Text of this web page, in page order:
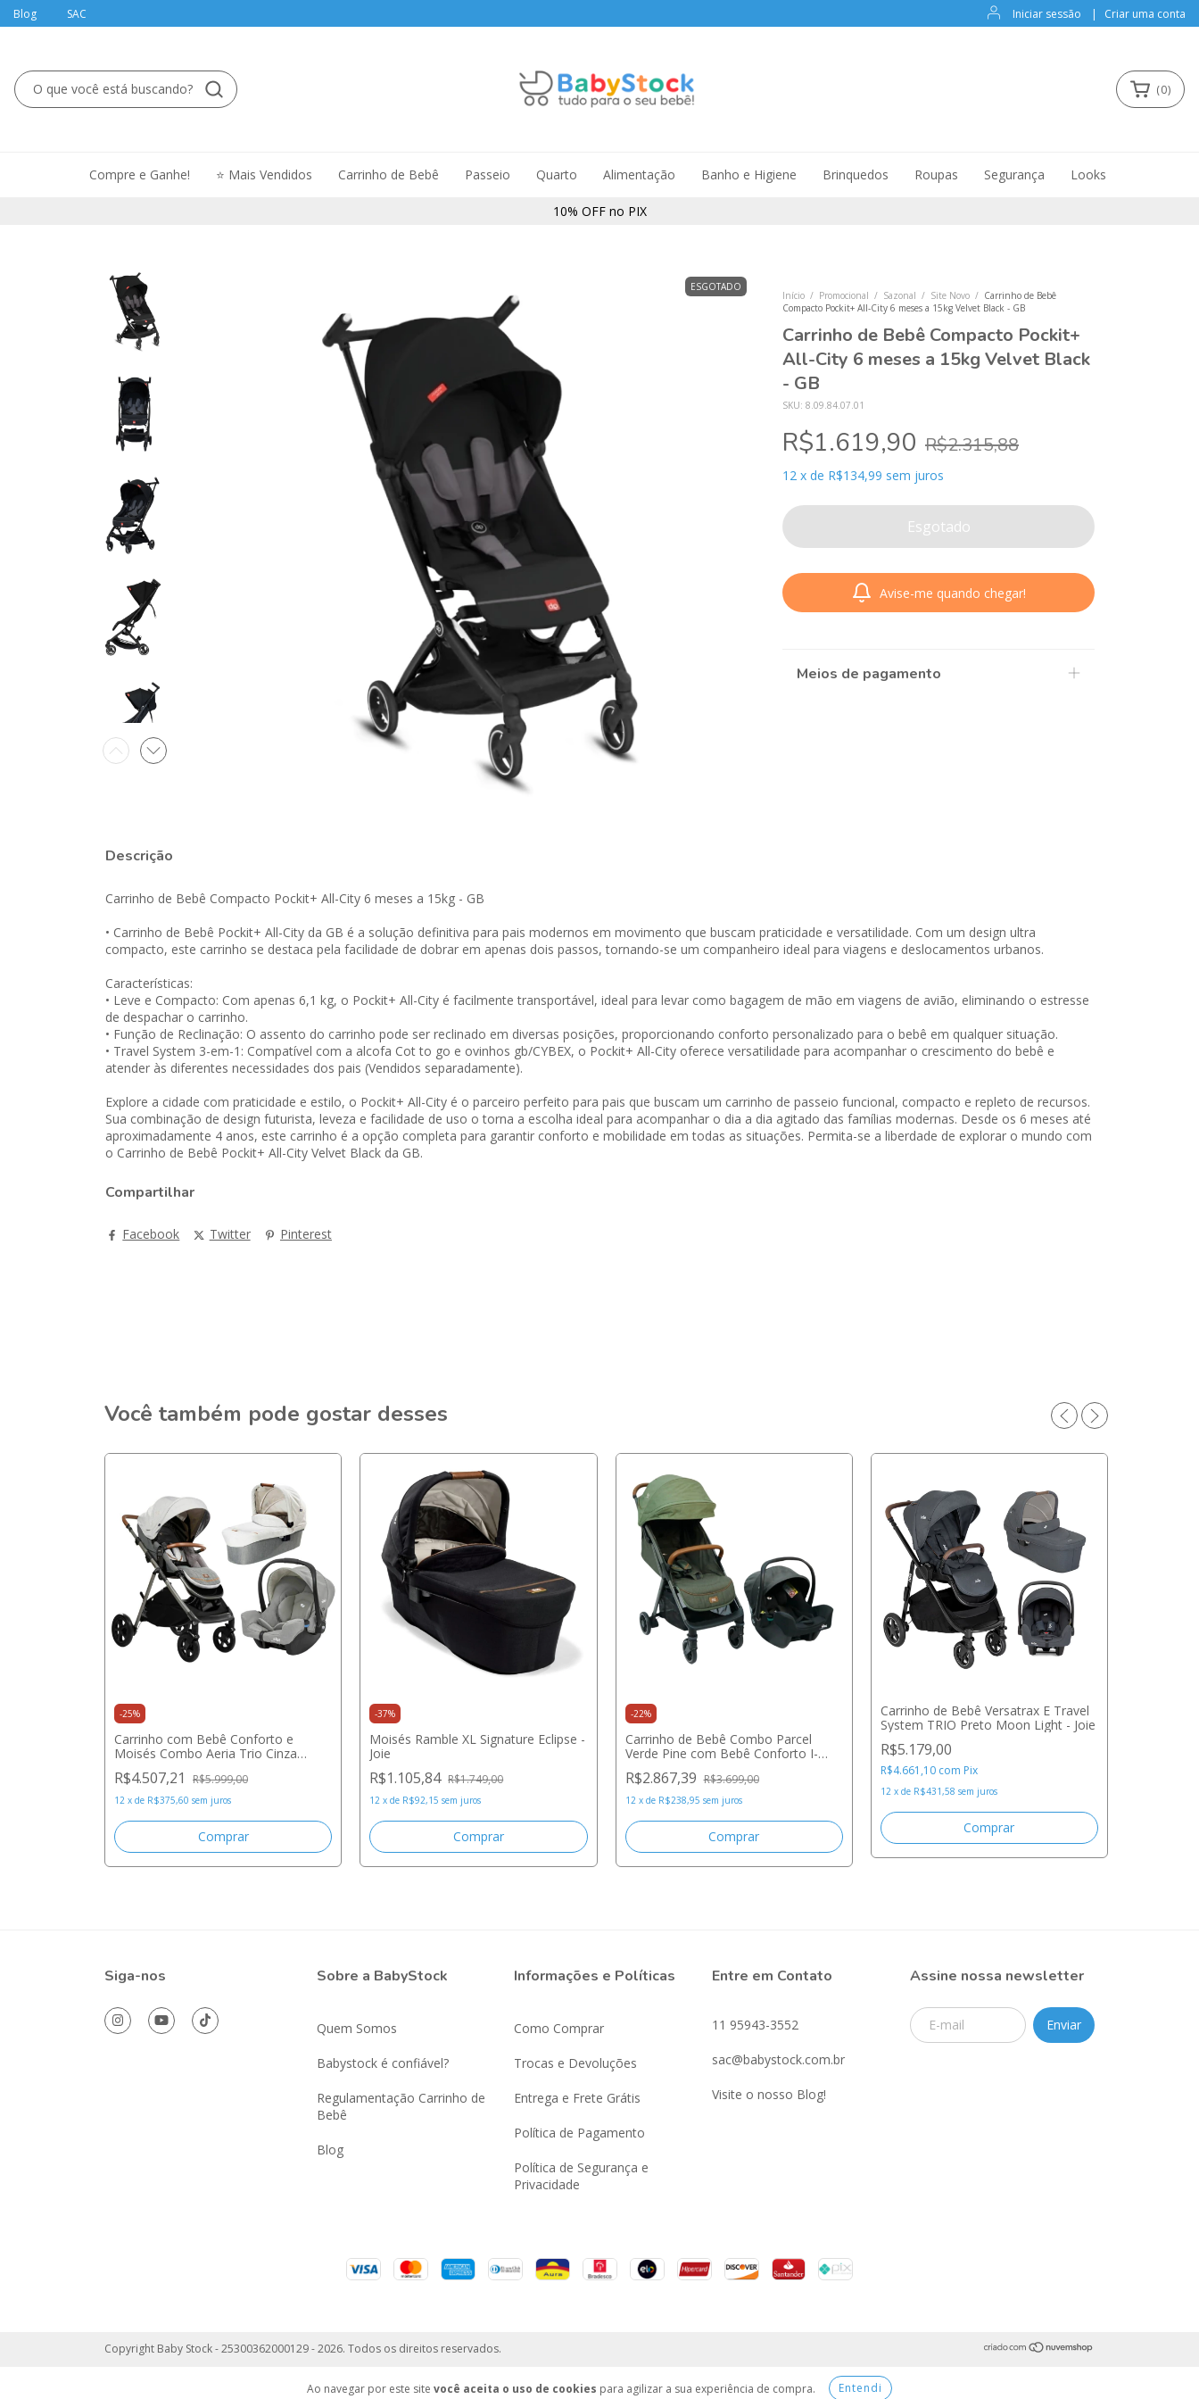
Blog SAC Iniciar sessão | Criar uma conta
10% OFF no PIX
(0)
Compre e Ganhe! ⭐ Mais Vendidos Carrinho de Bebê Passeio Quarto Alimentação Banho e Higiene Brinquedos Roupas Segurança Looks
Ao navegar por este site você aceita o uso de cookies para agilizar a sua experiência de compra. Entendi
ESGOTADO
Início / Promocional / Sazonal / Site Novo / Carrinho de Bebê
Compacto Pockit+ All-City 6 meses a 15kg Velvet Black - GB
Carrinho de Bebê Compacto Pockit+
All-City 6 meses a 15kg Velvet Black
- GB
SKU: 8.09.84.07.01
R$1.619,90 R$2.315,88
12 x de R$134,99 sem juros
Avise-me quando chegar!
Meios de pagamento
Descrição
Carrinho de Bebê Compacto Pockit+ All-City 6 meses a 15kg - GB
• Carrinho de Bebê Pockit+ All-City da GB é a solução definitiva para pais modernos em movimento que buscam praticidade e versatilidade. Com um design ultra
compacto, este carrinho se destaca pela facilidade de dobrar em apenas dois passos, tornando-se um companheiro ideal para viagens e deslocamentos urbanos.
Características:
• Leve e Compacto: Com apenas 6,1 kg, o Pockit+ All-City é facilmente transportável, ideal para levar como bagagem de mão em viagens de avião, eliminando o estresse
de despachar o carrinho.
• Função de Reclinação: O assento do carrinho pode ser reclinado em diversas posições, proporcionando conforto personalizado para o bebê em qualquer situação.
• Travel System 3-em-1: Compatível com a alcofa Cot to go e ovinhos gb/CYBEX, o Pockit+ All-City oferece versatilidade para acompanhar o crescimento do bebê e
atender às diferentes necessidades dos pais (Vendidos separadamente).
Explore a cidade com praticidade e estilo, o Pockit+ All-City é o parceiro perfeito para pais que buscam um carrinho de passeio funcional, compacto e repleto de recursos.
Sua combinação de design futurista, leveza e facilidade de uso o torna a escolha ideal para acompanhar o dia a dia agitado das famílias modernas. Desde os 6 meses até
aproximadamente 4 anos, este carrinho é a opção completa para garantir conforto e mobilidade em todas as situações. Permita-se a liberdade de explorar o mundo com
o Carrinho de Bebê Pockit+ All-City Velvet Black da GB.
Compartilhar
Facebook Twitter Pinterest
Você também pode gostar desses
-25%
Carrinho com Bebê Conforto e
Moisés Combo Aeria Trio Cinza
R$4.507,21 R$5.999,00
12 x de R$375,60 sem juros
-37%
Moisés Ramble XL Signature Eclipse -
Joie
R$1.105,84 R$1.749,00
12 xde R$92,15 sem juros
-22%
Carrinho de Bebê Combo Parcel
Verde Pine com Bebê Conforto I-
R$2.867,39 R$3.699,00
12 x de R$238,95 sem juros
Carrinho de Bebê Versatrax E Travel
System TRIO Preto Moon Light - Joie
R$5.179,00
R$4.661,10 com Pix
12 x de R$431,58 sem juros
Siga-nos Sobre a BabyStock
Quem Somos
Babystock é confiável?
Regulamentação Carrinho de
Bebê
Blog
Informações e Políticas
Como Comprar
Trocas e Devoluções
Entrega e Frete Grátis
Política de Pagamento
Política de Segurança e
Privacidade
Entre em Contato
11 95943-3552
sac@babystock.com.br
Visite o nosso Blog!
Assine nossa newsletter
Copyright Baby Stock - 25300362000129 - 2026. Todos os direitos reservados.